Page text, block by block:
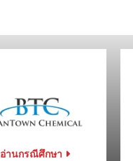
อ่านกรณีศึกษา